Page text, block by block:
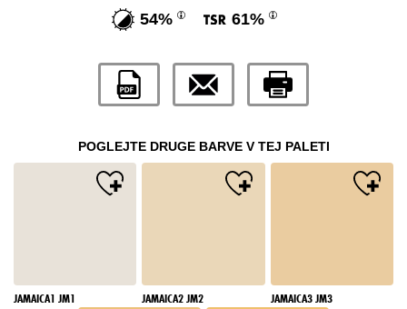
54% 61%
POGLEJTE DRUGE BARVE V TEJ PALETI
JAMAICA1 JM1 JAMAICA2 JM2 JAMAICA3 JM3